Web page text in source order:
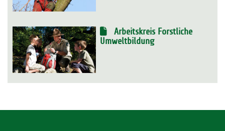
Arbeitskreis Forstliche
Umweltbildung